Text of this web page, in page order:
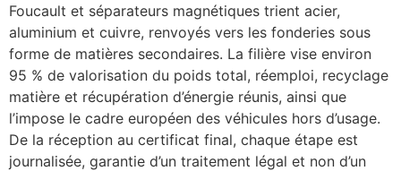
Foucault et séparateurs magnétiques trient acier,
aluminium et cuivre, renvoyés vers les fonderies sous
forme de matières secondaires. La filière vise environ
95 % de valorisation du poids total, réemploi, recyclage
matière et récupération d’énergie réunis, ainsi que
l’impose le cadre européen des véhicules hors d’usage.
De la réception au certificat final, chaque étape est
journalisée, garantie d’un traitement légal et non d’un